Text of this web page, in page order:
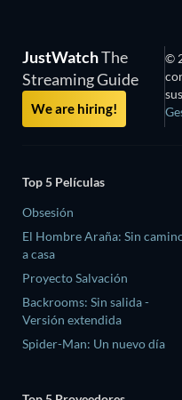
JustWatchThe
Streaming Guide
We are hiring!
©
Top 5 Películas
Obsesión
El Hombre Araña: Sin
a casa
Proyecto Salvación
Backrooms: Sin salida -
Versión extendida
Spider-Man: Un nuevo día